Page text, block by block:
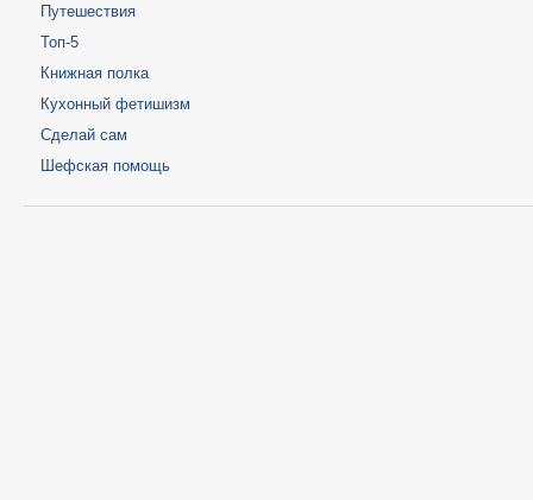
Путешествия
Топ-5
Книжная полка
Кухонный фетишизм
Сделай сам
Шефская помощь